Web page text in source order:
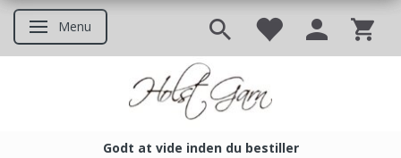
Skifte navigation
Menu
Godt at vide inden du bestiller